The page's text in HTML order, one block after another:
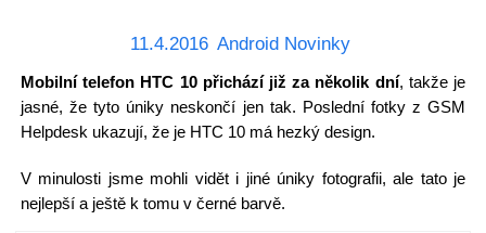
11.4.2016 Android Novinky
Mobilní telefon HTC 10 přichází již za několik dní, takže je
jasné, že tyto úniky neskončí jen tak. Poslední fotky z GSM
Helpdesk ukazují, že je HTC 10 má hezký design.
V minulosti jsme mohli vidět i jiné úniky fotografii, ale tato je
nejlepší a ještě k tomu v černé barvě.